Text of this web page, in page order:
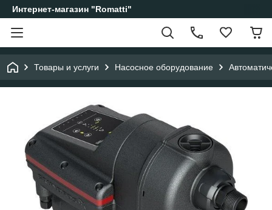
Интернет-магазин "Romatti"
Товары и услуги Насосное оборудование